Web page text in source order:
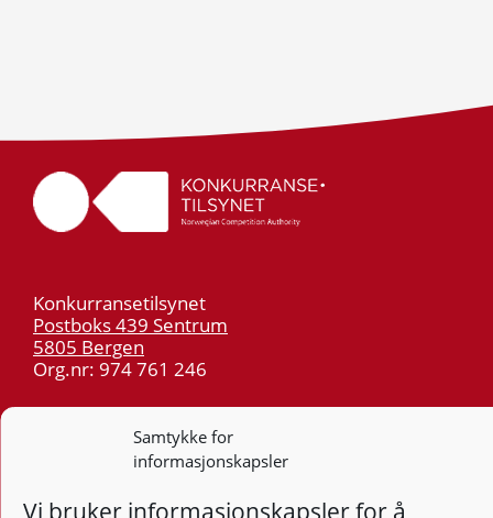
Samtykke for
informasjonskapsler
Vi bruker informasjonskapsler for å
Konkurransetilsynet
Postboks 439 Sentrum
5805 Bergen
Org.nr: 974 761 246
55 59 75 00
post@kt.no